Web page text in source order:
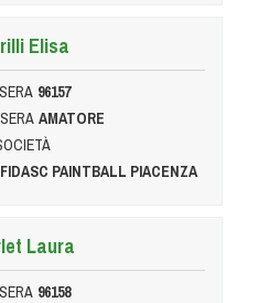
Elisa
96157
AMATORE
PAINTBALL PIACENZA
Laura
96158